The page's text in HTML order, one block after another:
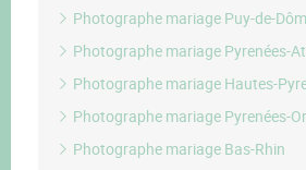
Photographe mariage Puy-de-
Photographe mariage Pyrenées-
Photographe mariage Hautes-
Photographe mariage Pyrenées-
Photographe mariage Bas-Rhin